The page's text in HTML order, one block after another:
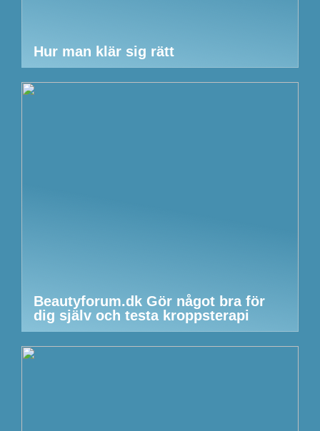
Hur man klär sig rätt
Beautyforum.dk Gör något bra för
dig själv och testa kroppsterapi